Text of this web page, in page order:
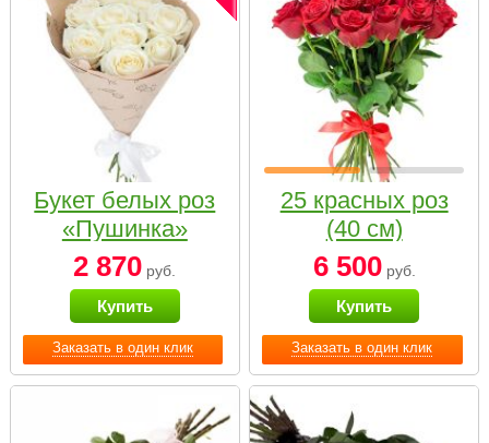
Заказать в один клик
Букет белых роз
«Пушинка»
2 870 руб.
Купить
Заказать в один клик
25 красных роз
(40 см)
6 500руб.
Купить